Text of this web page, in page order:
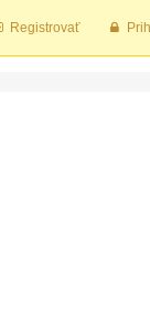
Registrovať